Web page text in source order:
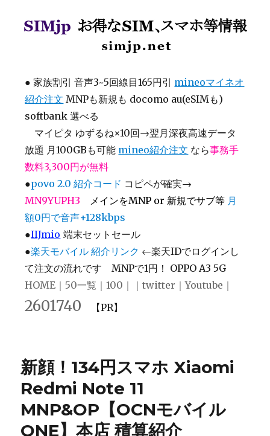
● 家族割引 音声3~5回線目165円引 mineoマイネオ
紹介注文 MNPも新規も docomo au(eSIMも)
softbank 選べる
マイピタ ゆずるね×10回→翌月深夜高速データ
放題 月100GBも可能 mineo紹介注文 なら事務手
数料3,300円が無料
●povo 2.0 紹介コード コピペが確実→
MN9YUPH3
メインをMNP or 新規でサブ等 月
額0円で音声+128kbps
●IIJmio 端末セットセール
●楽天モバイル 紹介リンク ←楽天IDでログインし
て注文の流れです MNPで1円！ OPPO A3 5G
HOME ｜ 50一覧 ｜100 ｜｜twitter ｜Youtube ｜
2601740 【PR】
新顔！134円スマホ Xiaomi
Redmi Note 11
MNP&OP【OCNモバイル
ONE】本店 積算紹介